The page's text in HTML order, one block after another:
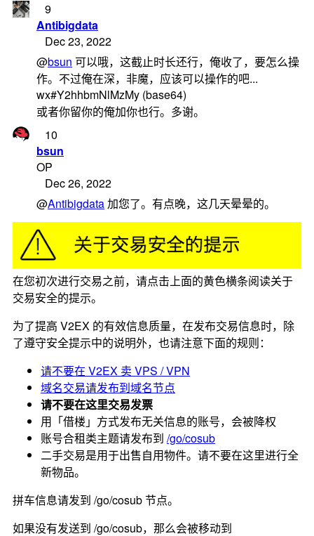
9
Antibigdata
Dec 23, 2022
@bsun 可以哦，这截止时长还行，俺收了，要怎么操
作。不过俺在深，非魔，应该可以操作的吧...
wx#Y2hhbmNlMzMy (base64)
或者你留你的俺加你也行。多谢。
10
bsun
OP
Dec 26, 2022
@Antibigdata加您了。有点晚，这几天晕晕的。
在您初次进行交易之前，请点击上面的黄色横条阅读关于
交易安全的提示。
为了提高 V2EX 的有效信息质量，在发布交易信息时，除
了遵守安全提示中的说明外，也请注意下面的规则：
请不要在 V2EX 卖 VPS / VPN
域名交易请发布到域名节点
请不要在这里交易发票
用「借楼」方式发布无关信息的账号，会被降权
账号合租类主题请发布到 /go/cosub
二手交易是用于出售自用物件。请不要在这里进行全
新物品。
拼车信息请发到 /go/cosub 节点。
如果没有发送到 /go/cosub，那么会被移动到